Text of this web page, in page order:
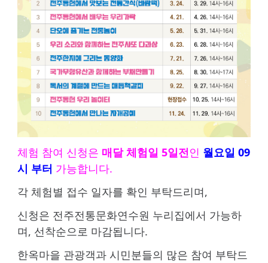
체험 참여 신청은 매달 체험일 5일전인 월요일 09
시 부터 가능합니다.
각 체험별 접수 일자를 확인 부탁드리며,
신청은 전주전통문화연수원 누리집에서 가능하
며, 선착순으로 마감됩니다.
한옥마을 관광객과 시민분들의 많은 참여 부탁드